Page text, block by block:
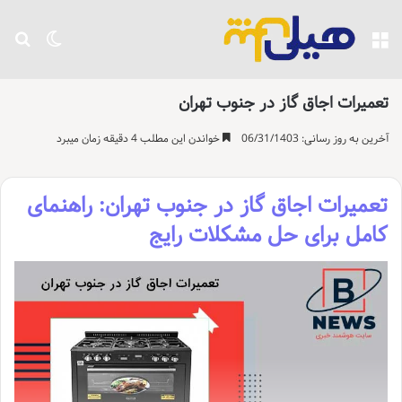
تغییر منو
تعمیرات اجاق گاز در جنوب تهران
آخرین به روز رسانی: 06/31/1403 خواندن این مطلب 4 دقیقه زمان میبرد
تعمیرات اجاق گاز در جنوب تهران: راهنمای
کامل برای حل مشکلات رایج